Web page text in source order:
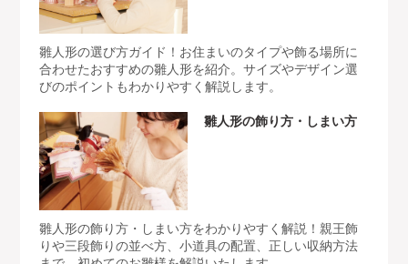
雛人形の選び方ガイド！お住まいのタイプや飾る場所に
合わせたおすすめの雛人形を紹介。サイズやデザイン選
びのポイントもわかりやすく解説します。
雛人形の飾り方・しまい方
雛人形の飾り方・しまい方をわかりやすく解説！親王飾
りや三段飾りの並べ方、小道具の配置、正しい収納方法